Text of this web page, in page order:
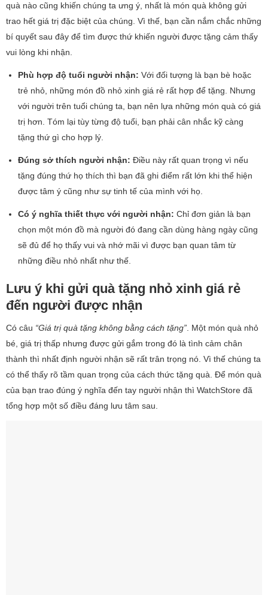
quà nào cũng khiến chúng ta ưng ý, nhất là món quà không gửi
trao hết giá trị đặc biệt của chúng. Vì thế, bạn cần nắm chắc những
bí quyết sau đây để tìm được thứ khiến người được tặng cảm thấy
vui lòng khi nhận.
Phù hợp độ tuổi người nhận: Với đối tượng là bạn bè hoặc
trẻ nhỏ, những món đồ nhỏ xinh giá rẻ rất hợp để tặng. Nhưng
với người trên tuổi chúng ta, bạn nên lựa những món quà có giá
trị hơn. Tóm lại tùy từng độ tuổi, bạn phải cân nhắc kỹ càng
tặng thứ gì cho hợp lý.
Đúng sở thích người nhận: Điều này rất quan trọng vì nếu
tặng đúng thứ họ thích thì bạn đã ghi điểm rất lớn khi thể hiện
được tâm ý cũng như sự tinh tế của mình với họ.
Có ý nghĩa thiết thực với người nhận: Chỉ đơn giản là bạn
chọn một món đồ mà người đó đang cần dùng hàng ngày cũng
sẽ đủ để họ thấy vui và nhớ mãi vì được bạn quan tâm từ
những điều nhỏ nhất như thế.
Lưu ý khi gửi quà tặng nhỏ xinh giá rẻ
đến người được nhận
Có câu “Giá trị quà tặng không bằng cách tặng” . Một món quà nhỏ
bé, giá trị thấp nhưng được gửi gắm trong đó là tình cảm chân
thành thì nhất định người nhận sẽ rất trân trọng nó. Vì thế chúng ta
có thể thấy rõ tầm quan trọng của cách thức tặng quà. Để món quà
của bạn trao đúng ý nghĩa đến tay người nhận thì WatchStore đã
tổng hợp một số điều đáng lưu tâm sau.